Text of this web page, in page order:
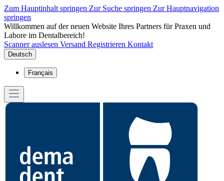
Zum Hauptinhalt springen Zur Suche springen Zur Hauptnavigation
springen
Willkommen auf der neuen Website Ihres Partners für Praxen und
Labore im Dentalbereich!
Scanner auslesen Versand Registrieren Kontakt
Deutsch
Français